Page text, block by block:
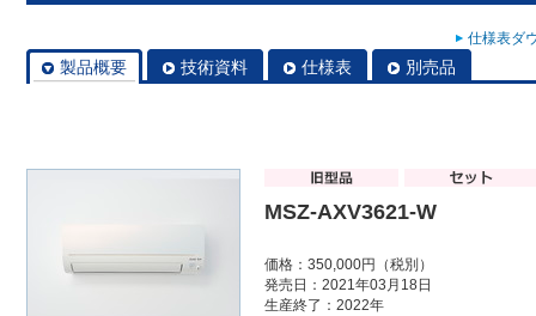
仕様表ダ
製品概要 技術資料 仕様表 別売品
MSZ-AXV3621-W
価格：350,000円（税別）
発売日：2021年03月18日
生産終了：2022年